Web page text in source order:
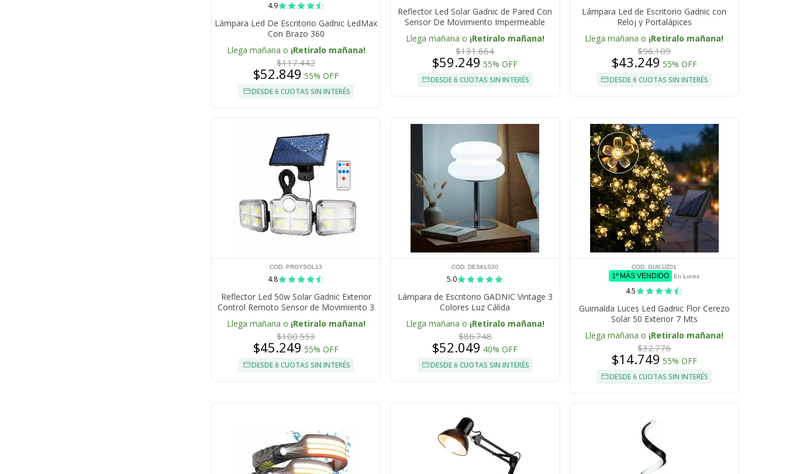
4.9
Lámpara Led De Escritorio Gadnic LedMax
Con Brazo 360
Llega mañana o ¡Retiralo mañana!
$117.442
$52.849 55% OFF
DESDE 6 CUOTAS SIN INTERÉS
Reflector Led Solar Gadnic de Pared Con
Sensor De Movimiento Impermeable
Llega mañana o ¡Retiralo mañana!
$131.664
$59.249 55% OFF
DESDE 6 CUOTAS SIN INTERÉS
Lámpara Led de Escritorio Gadnic con
Reloj y Portalápices
Llega mañana o ¡Retiralo mañana!
$96.109
$43.249 55% OFF
DESDE 6 CUOTAS SIN INTERÉS
COD. PROYSOL13
4.8
Reflector Led 50w Solar Gadnic Exterior
Control Remoto Sensor de Movimiento 3
Paneles Ultra Potentes
Llega mañana o ¡Retiralo mañana!
$100.553
$45.249 55% OFF
DESDE 6 CUOTAS SIN INTERÉS
COD. DESKL020
5.0
Lámpara de Escritorio GADNIC Vintage 3
Colores Luz Cálida
Llega mañana o ¡Retiralo mañana!
$86.748
$52.049 40% OFF
DESDE 6 CUOTAS SIN INTERÉS
COD. GUILUZ01
1º MÁS VENDIDO En Luces
4.5
Guirnalda Luces Led Gadnic Flor Cerezo
Solar 50 Exterior 7 Mts
Llega mañana o ¡Retiralo mañana!
$32.776
$14.749 55% OFF
DESDE 6 CUOTAS SIN INTERÉS